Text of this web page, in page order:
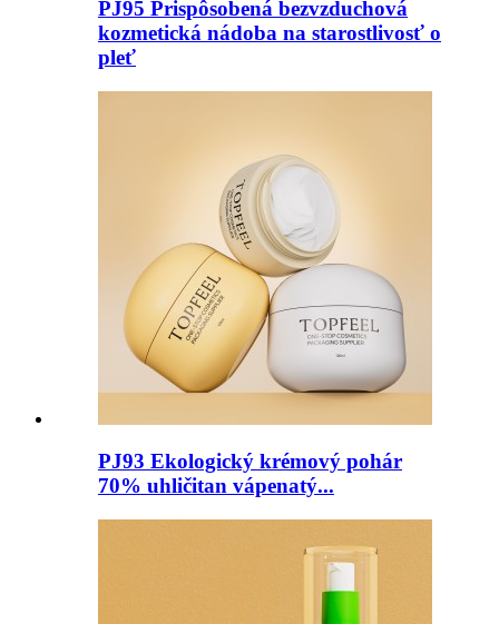
PJ95 Prispôsobená bezvzduchová
kozmetická nádoba na starostlivosť o
pleť
PJ93 Ekologický krémový pohár
70% uhličitan vápenatý...